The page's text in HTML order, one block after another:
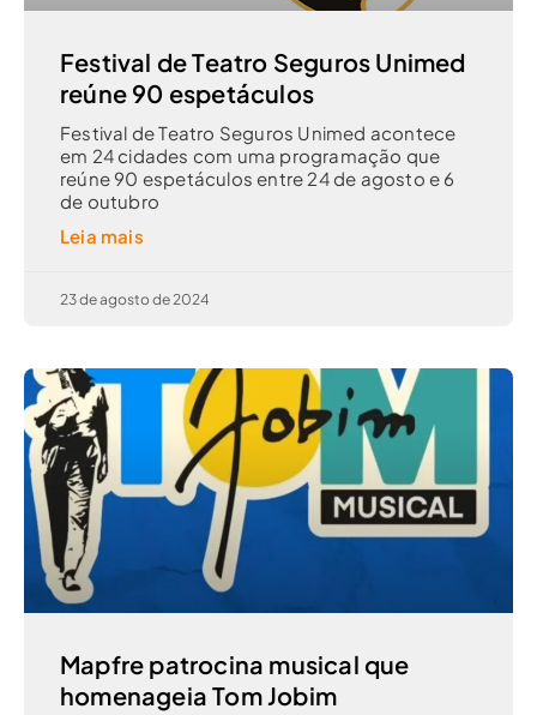
Festival de Teatro Seguros Unimed
reúne 90 espetáculos
Festival de Teatro Seguros Unimed acontece
em 24 cidades com uma programação que
reúne 90 espetáculos entre 24 de agosto e 6
de outubro
Leia mais
23 de agosto de 2024
Mapfre patrocina musical que
homenageia Tom Jobim